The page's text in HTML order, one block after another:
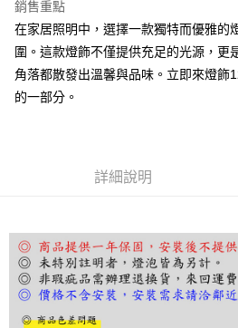
Google Pay
全盈+PAY
AFTEE先享後付
【「AFTEE先享後付」結帳流程】
１．於結帳方式選擇「AFTEE先享後付」後
結帳頁面，進行簡訊認證並確認金額後，即可
２．訂單成立數日內，您將收到繳費通知簡訊
３．收到繳費通知簡訊後14天內，點擊此簡
每筆NT$180，滿NT$5,000(含以上)免
銷售重點
在家居照明中，選擇一款獨特而優雅的
圍。這款燈飾不僅提供充足的光源，更
角落都散發出溫馨與品味。立即來燈飾
的一部分。
詳細說明